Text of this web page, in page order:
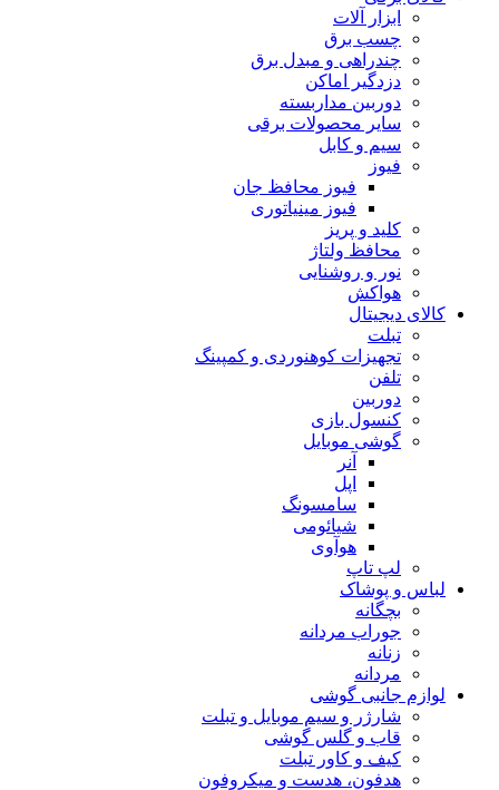
ابزار آلات
چسب برق
چندراهی و مبدل برق
دزدگیر اماکن
دوربین مداربسته
سایر محصولات برقی
سیم و کابل
فیوز
فیوز محافظ جان
فیوز مینیاتوری
کلید و پریز
محافظ ولتاژ
نور و روشنایی
هواکش
کالای دیجیتال
تبلت
تجهیزات کوهنوردی و کمپینگ
تلفن
دوربین
کنسول بازی
گوشی موبایل
آنر
اپل
سامسونگ
شیائومی
هوآوی
لپ تاپ
لباس و پوشاک
بچگانه
جوراب مردانه
زنانه
مردانه
لوازم جانبی گوشی
شارژر و سیم موبایل و تبلت
قاب و گلس گوشی
کیف و کاور تبلت
هدفون، هدست و میکروفون